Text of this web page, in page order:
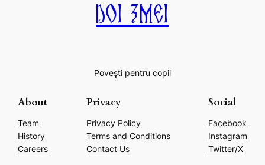
Doi Zmei
Poveşti pentru copii
About
Team
History
Careers
Privacy
Privacy Policy
Terms and Conditions
Contact Us
Social
Facebook
Instagram
Twitter/X